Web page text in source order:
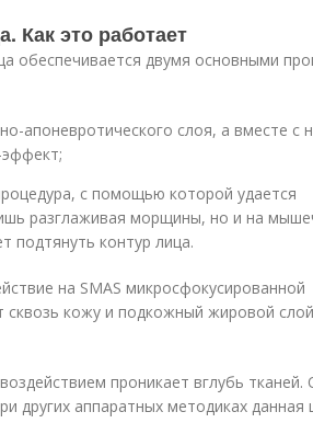
Как это работает
обеспечивается двумя основными
апоневротического слоя, а вместе с
с помощью которой удается
разглаживая морщины, но и на
подтянуть контур лица.
на SMAS микросфокусированной
сквозь кожу и подкожный жировой
проникает вглубь тканей.
других аппаратных методиках данная